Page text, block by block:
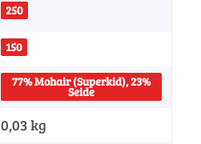
250
150
77% Mohair (Superkid), 23%
Seide
0,03 kg